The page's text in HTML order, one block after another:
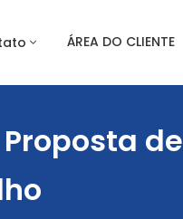
ÁREA DO CLIENTE
de